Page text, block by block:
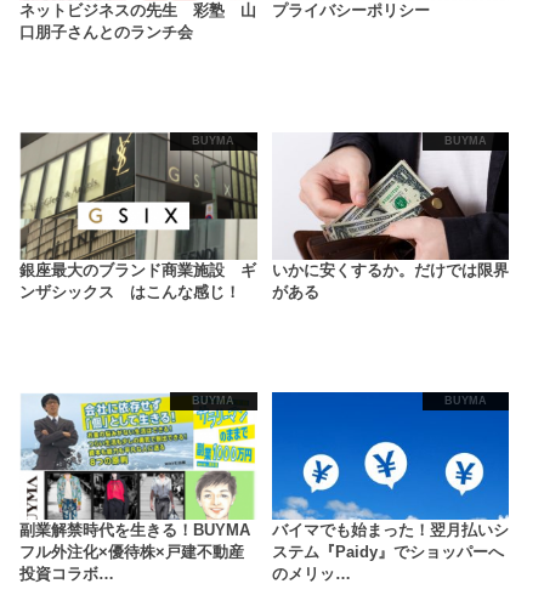
ネットビジネスの先生 彩塾 山
口朋子さんとのランチ会
プライバシーポリシー
BUYMA
銀座最大のブランド商業施設 ギ
ンザシックス はこんな感じ！
BUYMA
いかに安くするか。だけでは限界
がある
BUYMA
副業解禁時代を生きる！BUYMA
フル外注化×優待株×戸建不動産
投資コラボ…
BUYMA
バイマでも始まった！翌月払いシ
ステム『Paidy』でショッパーへ
のメリッ…